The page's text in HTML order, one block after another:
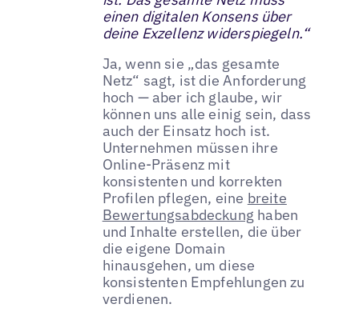
einen digitalen Konsens über
deine Exzellenz widerspiegeln.“
Ja, wenn sie „das gesamte
Netz“ sagt, ist die Anforderung
hoch — aber ich glaube, wir
können uns alle einig sein, dass
auch der Einsatz hoch ist.
Unternehmen müssen ihre
Online-Präsenz mit
konsistenten und korrekten
Profilen pflegen, eine breite
Bewertungsabdeckung haben
und Inhalte erstellen, die über
die eigene Domain
hinausgehen, um diese
konsistenten Empfehlungen zu
verdienen.